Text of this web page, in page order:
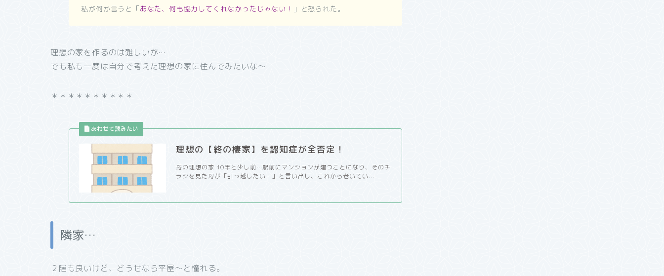
私が何か言うと「あなた、何も協力してくれなかったじゃない！ 」と怒られた。
理想の家を作るのは難しいが…
でも私も一度は自分で考えた理想の家に住んでみたいな～
＊＊＊＊＊＊＊＊＊＊
理想の【終の棲家】を認知症が全否定！
母の理想の家 10年と少し前…駅前にマンションが建つことになり、そのチ
ラシを見た母が「引っ越したい！」と言い出し、これから老いてい...
隣家…
２階も良いけど、どうせなら平屋～と憧れる。